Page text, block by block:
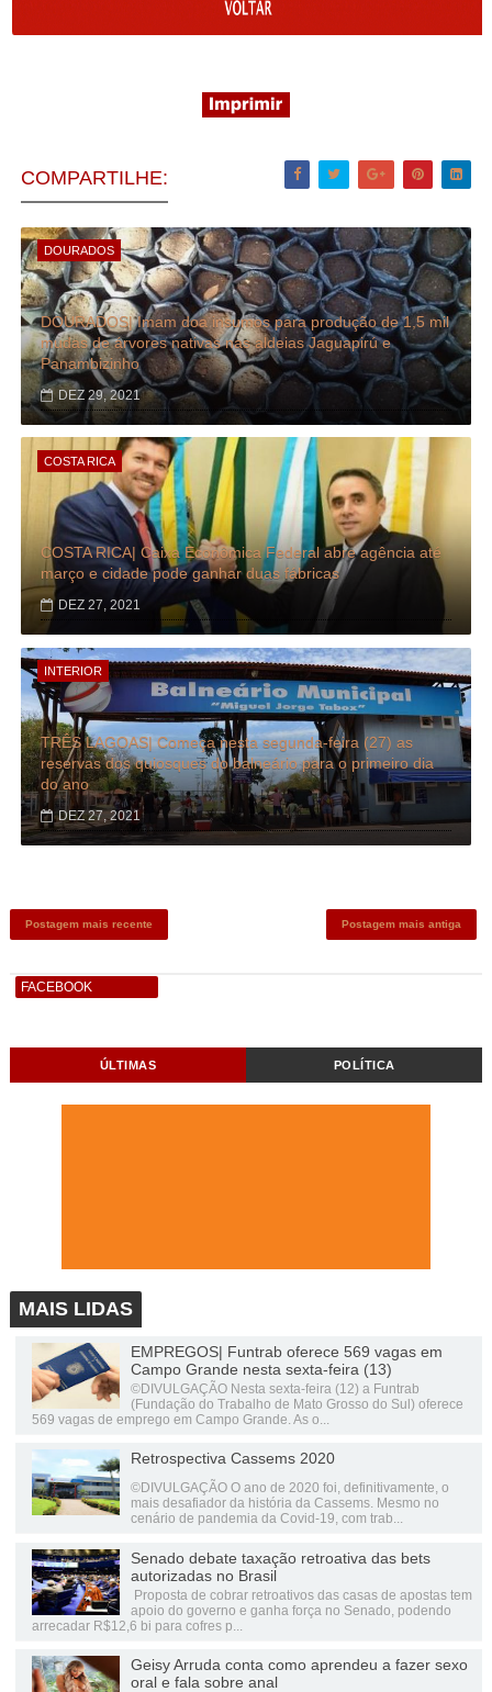
COMPARTILHE:
DOURADOS
DOURADOS| Imam doa insumos para produção de 1,5 mil
mudas de árvores nativas nas aldeias Jaguapirú e
Panambizinho
DEZ 29, 2021
COSTA RICA
COSTA RICA| Caixa Econômica Federal abre agência até
março e cidade pode ganhar duas fábricas
DEZ 27, 2021
INTERIOR
TRÊS LAGOAS| Começa nesta segunda-feira (27) as
reservas dos quiosques do balneário para o primeiro dia
do ano
DEZ 27, 2021
Postagem mais recente Postagem mais antiga
FACEBOOK
ÚLTIMAS POLÍTICA
MAIS LIDAS
EMPREGOS| Funtrab oferece 569 vagas em
Campo Grande nesta sexta-feira (13)
©DIVULGAÇÃO Nesta sexta-feira (12) a Funtrab
(Fundação do Trabalho de Mato Grosso do Sul) oferece
569 vagas de emprego em Campo Grande. As o...
Retrospectiva Cassems 2020
©DIVULGAÇÃO O ano de 2020 foi, definitivamente, o
mais desafiador da história da Cassems. Mesmo no
cenário de pandemia da Covid-19, com trab...
Senado debate taxação retroativa das bets
autorizadas no Brasil
Proposta de cobrar retroativos das casas de apostas tem
apoio do governo e ganha força no Senado, podendo
arrecadar R$12,6 bi para cofres p...
Geisy Arruda conta como aprendeu a fazer sexo
oral e fala sobre anal